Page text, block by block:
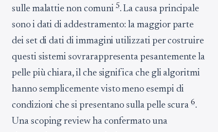
sulle malattie non comuni 5. La causa principale
sono i dati di addestramento: la maggior parte
dei set di dati di immagini utilizzati per costruire
questi sistemi sovrarappresenta pesantemente la
pelle più chiara, il che significa che gli algoritmi
hanno semplicemente visto meno esempi di
condizioni che si presentano sulla pelle scura6.
Una scoping review ha confermato una